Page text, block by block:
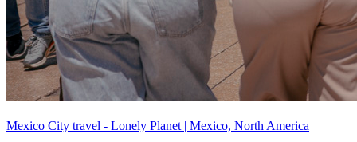
Mexico City travel - Lonely Planet | Mexico, North America